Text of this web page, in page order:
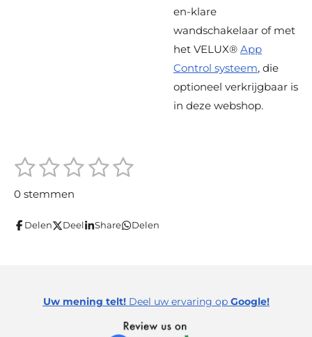
en-klare
wandschakelaar of met
het VELUX® App
Control systeem, die
optioneel verkrijgbaar is
in deze webshop.
R
1
s
e
2
s
e
e
3
s
e
e
4
e
e
5
e
e
n
S
e
0 stemmen
Delen Deel Share Delen
Uw mening telt! Deel uw ervaring op Google!